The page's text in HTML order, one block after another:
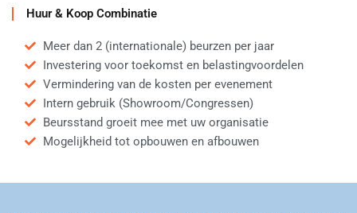
Huur & Koop Combinatie
Meer dan 2 (internationale) beurzen per jaar
Investering voor toekomst en belastingvoordelen
Vermindering van de kosten per evenement
Intern gebruik (Showroom/Congressen)
Beursstand groeit mee met uw organisatie
Mogelijkheid tot opbouwen en afbouwen